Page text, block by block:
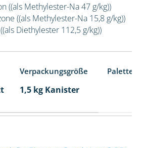
((als Methylester-Na 47 g/kg))
((als Methylester-Na 15,8 g/kg))
Diethylester 112,5 g/kg))
Verpackungsgröße
1,5 kg Kanister